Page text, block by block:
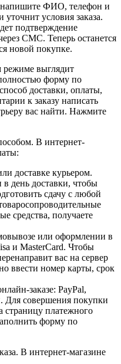
напишите ФИО, телефон и
условия заказа.
подтверждение
СМС. Теперь останется
новой покупке.
режиме выглядит
форму по
доставки, оплаты,
к заказу написать
вас найти. Нажмите
В интернет-
доставке курьером.
день доставки, чтобы
сдачу с любой
средства, получаете
или оформлении в
и MasterCard. Чтобы
вас на сервер
ввести номер карты, срок
заказе: PayPal,
Для совершения покупки
страницу платежного
форму по
В интернет-магазине